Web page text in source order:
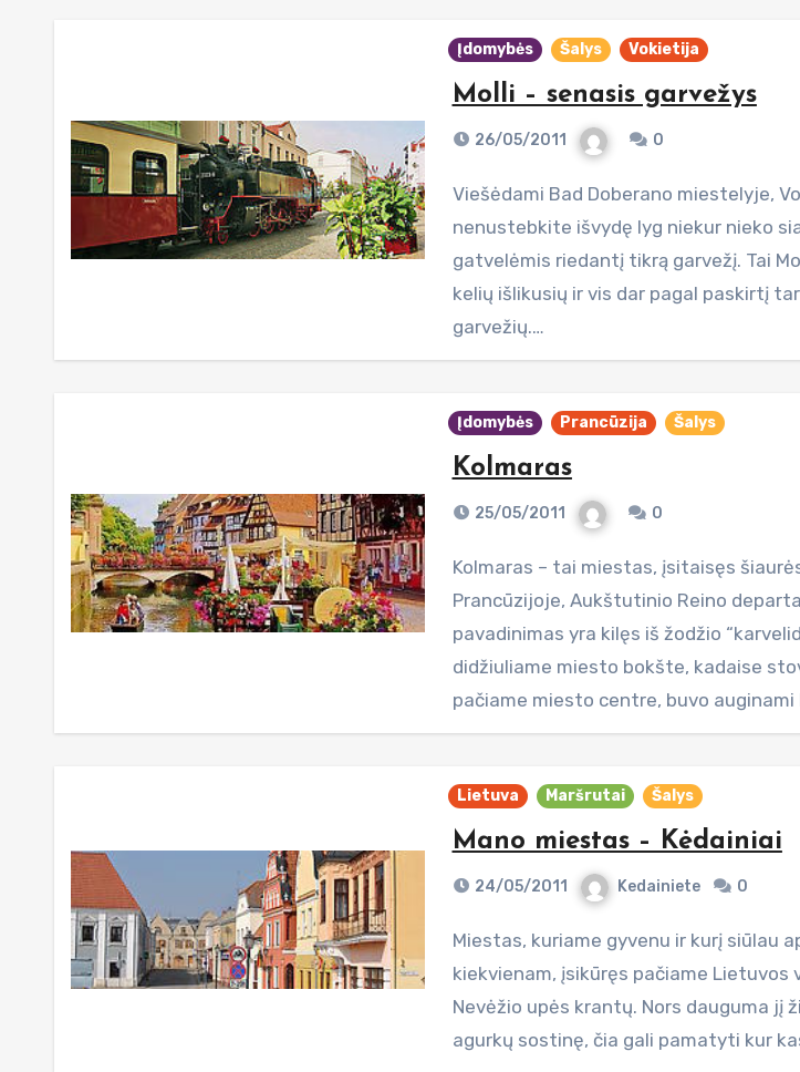
Įdomybės Šalys Vokietija
Molli – senasis garvežys
26/05/2011 0
Viešėdami Bad Doberano miestelyje, Vokietijoje,
nenustebkite išvydę lyg niekur nieko
gatvelėmis riedantį tikrą garvežį. Tai
kelių išlikusių ir vis dar pagal paskirtį
garvežių.…
Įdomybės Prancūzija Šalys
Kolmaras
25/05/2011 0
Kolmaras – tai miestas, įsitaisęs šiaurės rytų
Prancūzijoje, Aukštutinio Reino
pavadinimas yra kilęs iš žodžio
didžiuliame miesto bokšte, kadaise
pačiame miesto centre, buvo auginami
Lietuva Maršrutai Šalys
Mano miestas – Kėdainiai
24/05/2011 Kedainiete 0
Miestas, kuriame gyvenu ir kurį siūlau aplankyti
kiekvienam, įsikūręs pačiame Lietuvos
Nevėžio upės krantų. Nors dauguma jį
agurkų sostinę, čia gali pamatyti kur